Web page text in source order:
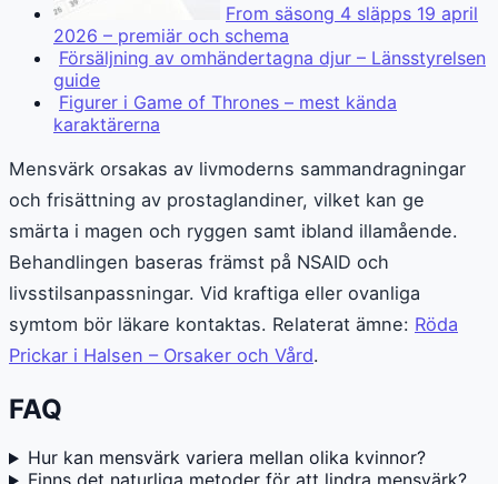
From säsong 4 släpps 19 april
2026 – premiär och schema
Försäljning av omhändertagna djur – Länsstyrelsen
guide
Figurer i Game of Thrones – mest kända
karaktärerna
Mensvärk orsakas av livmoderns sammandragningar
och frisättning av prostaglandiner, vilket kan ge
smärta i magen och ryggen samt ibland illamående.
Behandlingen baseras främst på NSAID och
livsstilsanpassningar. Vid kraftiga eller ovanliga
symtom bör läkare kontaktas. Relaterat ämne: Röda
Prickar i Halsen – Orsaker och Vård.
FAQ
Hur kan mensvärk variera mellan olika kvinnor?